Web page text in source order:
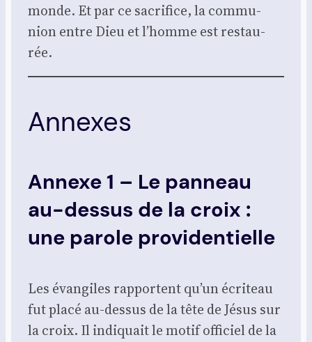
monde. Et par ce sacri­fice, la com­mu­
nion entre Dieu et l’homme est res­tau­
rée.
Annexes
Annexe 1 – Le panneau
au-dessus de la croix :
une parole providentielle
Les évan­giles rap­portent qu’un écri­teau
fut pla­cé au-des­sus de la tête de Jésus sur
la croix. Il indi­quait le motif offi­ciel de la